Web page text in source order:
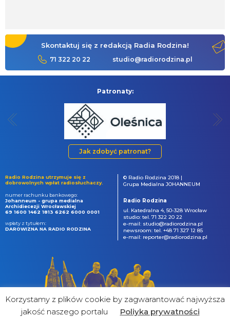
Skontaktuj się z redakcją Radia Rodzina!
71 322 20 22 studio@radiorodzina.pl
Patronaty:
Jak zdobyć patronat?
Radio Rodzina utrzymuje się z
dobrowolnych wpłat radiosłuchaczy.
numer rachunku bankowego:
Johanneum - grupa medialna
Archidiecezji Wrocławskiej
69 1600 1462 1813 6262 6000 0001
wpłaty z tytułem:
DAROWIZNA NA RADIO RODZINA
© Radio Rodzina 2018 |
Grupa Medialna JOHANNEUM
Radio Rodzina
ul. Katedralna 4, 50-328 Wrocław
studio: tel. 71 322 20 22
e-mail: studio@radiorodzina.pl
newsroom: tel. +48 71 327 12 85
e-mail: reporter@radiorodzina.pl
Korzystamy z plików cookie by zagwarantować najwyższa
jakość naszego portalu
Poliyka prywatności